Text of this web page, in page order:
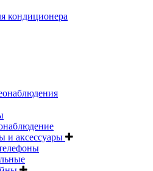
кондиционера
и аксессуары